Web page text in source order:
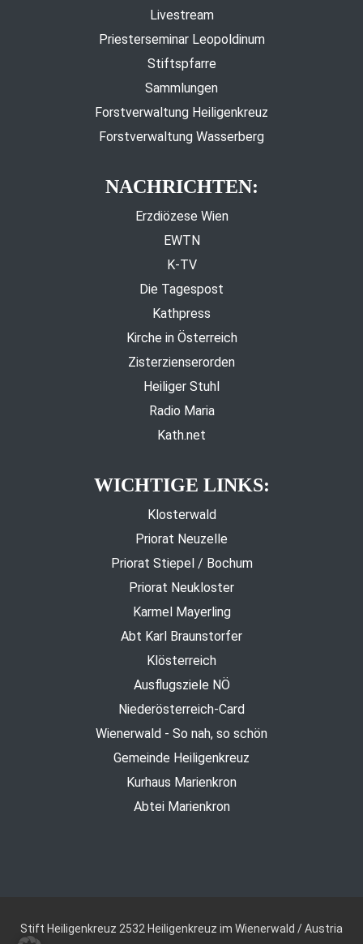
Livestream
Priesterseminar Leopoldinum
Stiftspfarre
Sammlungen
Forstverwaltung Heiligenkreuz
Forstverwaltung Wasserberg
NACHRICHTEN:
Erzdiözese Wien
EWTN
K-TV
Die Tagespost
Kathpress
Kirche in Österreich
Zisterzienserorden
Heiliger Stuhl
Radio Maria
Kath.net
WICHTIGE LINKS:
Klosterwald
Priorat Neuzelle
Priorat Stiepel / Bochum
Priorat Neukloster
Karmel Mayerling
Abt Karl Braunstorfer
Klösterreich
Ausflugsziele NÖ
Niederösterreich-Card
Wienerwald - So nah, so schön
Gemeinde Heiligenkreuz
Kurhaus Marienkron
Abtei Marienkron
Stift Heiligenkreuz 2532 Heiligenkreuz im Wienerwald / Austria